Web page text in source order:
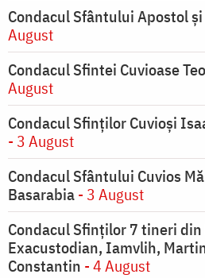
Condacul Sfântului Apostol
August
Condacul Sfintei Cuvioase
August
Condacul Sfinţilor Cuvioşi
- 3 August
Condacul Sfântului Cuvios
Basarabia- 3 August
Condacul Sfinţilor 7 tineri
Exacustodian, Iamvlih,
Constantin - 4 August